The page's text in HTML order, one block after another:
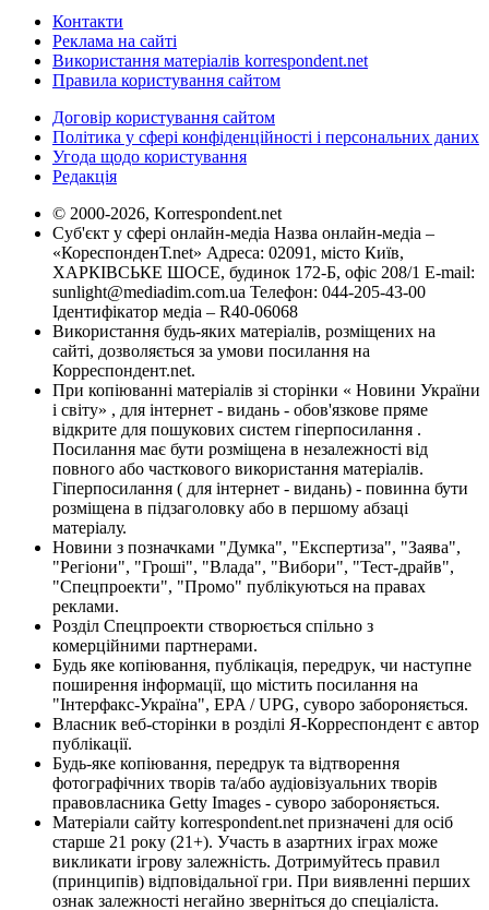
Контакти
Реклама на сайті
Використання матеріалів korrespondent.net
Правила користування сайтом
Договір користування сайтом
Політика у сфері конфіденційності і персональних даних
Угода щодо користування
Редакція
© 2000-2026, Korrespondent.net
Суб'єкт у сфері онлайн-медіа Назва онлайн-медіа –
«КореспонденТ.net» Адреса: 02091, місто Київ,
ХАРКІВСЬКЕ ШОСЕ, будинок 172-Б, офіс 208/1 E-mail:
sunlight@mediadim.com.ua Телефон: 044-205-43-00
Ідентифікатор медіа – R40-06068
Використання будь-яких матеріалів, розміщених на
сайті, дозволяється за умови посилання на
Корреспондент.net.
При копіюванні матеріалів зі сторінки « Новини України
і світу» , для інтернет - видань - обов'язкове пряме
відкрите для пошукових систем гіперпосилання .
Посилання має бути розміщена в незалежності від
повного або часткового використання матеріалів.
Гіперпосилання ( для інтернет - видань) - повинна бути
розміщена в підзаголовку або в першому абзаці
матеріалу.
Новини з позначками "Думка", "Експертиза", "Заява",
"Регіони", "Гроші", "Влада", "Вибори", "Тест-драйв",
"Спецпроекти", "Промо" публікуються на правах
реклами.
Розділ Спецпроекти створюється спільно з
комерційними партнерами.
Будь яке копіювання, публікація, передрук, чи наступне
поширення інформації, що містить посилання на
"Інтерфакс-Україна", EPA / UPG, суворо забороняється.
Власник веб-сторінки в розділі Я-Корреспондент є автор
публікації.
Будь-яке копіювання, передрук та відтворення
фотографічних творів та/або аудіовізуальних творів
правовласника Getty Images - суворо забороняється.
Матеріали сайту korrespondent.net призначені для осіб
старше 21 року (21+). Участь в азартних іграх може
викликати ігрову залежність. Дотримуйтесь правил
(принципів) відповідальної гри. При виявленні перших
ознак залежності негайно зверніться до спеціаліста.